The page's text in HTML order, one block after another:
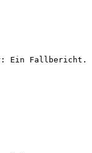
Ein Fallbericht.